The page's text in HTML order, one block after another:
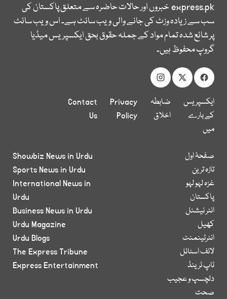
express.pkخبروں اور حالات حاضرہ سے متعلق پاکستان کی
سب سے زیادہ وزٹ کی جانے والی ویب سائٹ ہے۔ اس ویب سائٹ
پر شائع شدہ تمام مواد کے جملہ حقوق بحق ایکسپریس میڈیا
گروپ محفوظ ہیں۔
ایکسپریس
کے بارے
میں
ضابطہ
اخلاق
Privacy
Policy
Contact
Us
صفحۂ اول
تازہ ترین
غزہ لہو لہو
پاکستان
انٹر نیشنل
کھیل
انٹرٹینمنٹ
لائف اسٹائل
ٹاپ ٹرینڈ
دلچسپ و عجیب
صحت
Showbiz News in Urdu
Sports News in Urdu
International News in
Urdu
Business News in Urdu
Urdu Magazine
Urdu Blogs
The Express Tribune
Express Entertainment